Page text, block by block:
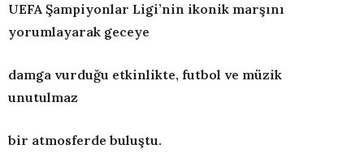
UEFA Şampiyonlar Ligi’nin ikonik marşını
yorumlayarak geceye
damga vurduğu etkinlikte, futbol ve müzik
unutulmaz
bir atmosferde buluştu.